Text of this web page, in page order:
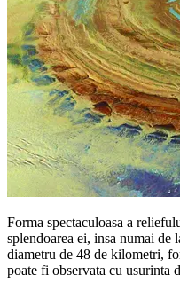
Forma spectaculoasa a
splendoarea ei, insa numai de
diametru de 48 de kilometri,
poate fi observata cu usurinta